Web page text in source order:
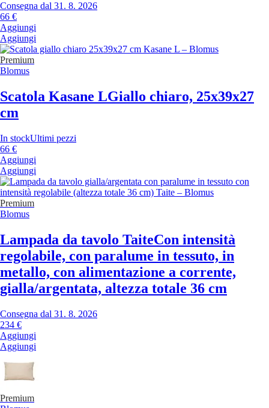
Consegna dal 31. 8. 2026
66 €
Aggiungi
Aggiungi
Premium
Blomus
Scatola Kasane LGiallo chiaro, 25x39x27
cm
In stockUltimi pezzi
66 €
Aggiungi
Aggiungi
Premium
Blomus
Lampada da tavolo TaiteCon intensità
regolabile, con paralume in tessuto, in
metallo, con alimentazione a corrente,
gialla/argentata, altezza totale 36 cm
Consegna dal 31. 8. 2026
234 €
Aggiungi
Aggiungi
Premium